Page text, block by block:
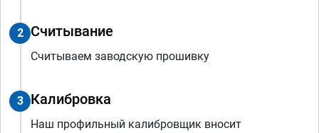
2 Считывание
Считываем заводскую прошивку
3 Калибровка
Наш профильный калибровщик вносит